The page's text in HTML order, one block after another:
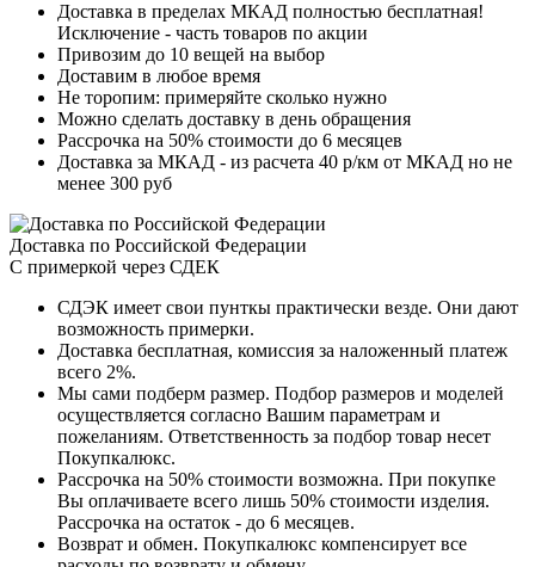
Доставка в пределах МКАД полностью бесплатная!
Исключение - часть товаров по акции
Привозим до 10 вещей на выбор
Доставим в любое время
Не торопим: примеряйте сколько нужно
Можно сделать доставку в день обращения
Рассрочка на 50% стоимости до 6 месяцев
Доставка за МКАД - из расчета 40 р/км от МКАД но не
менее 300 руб
Доставка по Российской Федерации
С примеркой через СДЕК
СДЭК имеет свои пунткы практически везде. Они дают
возможность примерки.
Доставка бесплатная, комиссия за наложенный платеж
всего 2%.
Мы сами подберм размер. Подбор размеров и моделей
осуществляется согласно Вашим параметрам и
пожеланиям. Ответственность за подбор товар несет
Покупкалюкс.
Рассрочка на 50% стоимости возможна. При покупке
Вы оплачиваете всего лишь 50% стоимости изделия.
Рассрочка на остаток - до 6 месяцев.
Возврат и обмен. Покупкалюкс компенсирует все